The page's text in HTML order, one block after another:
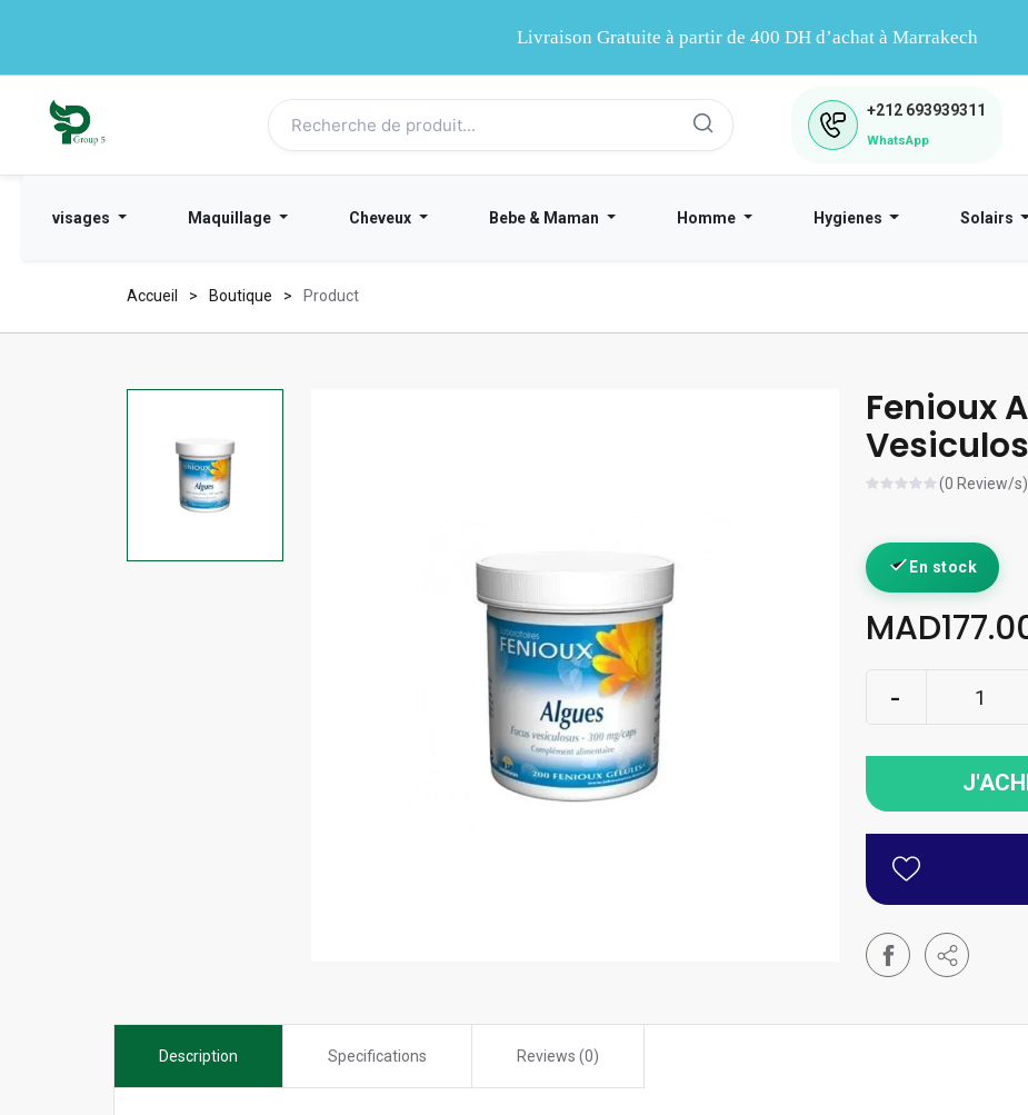
Livraison Gratuite à partir de 400 DH d’achat à Marrakech
+212 693939311
WhatsApp
visages Maquillage Cheveux Bebe & Maman Homme Hygienes Solairs
Accueil Boutique Product
Fenioux
(0 Review/s)
En stock
Description Specifications Reviews (0)